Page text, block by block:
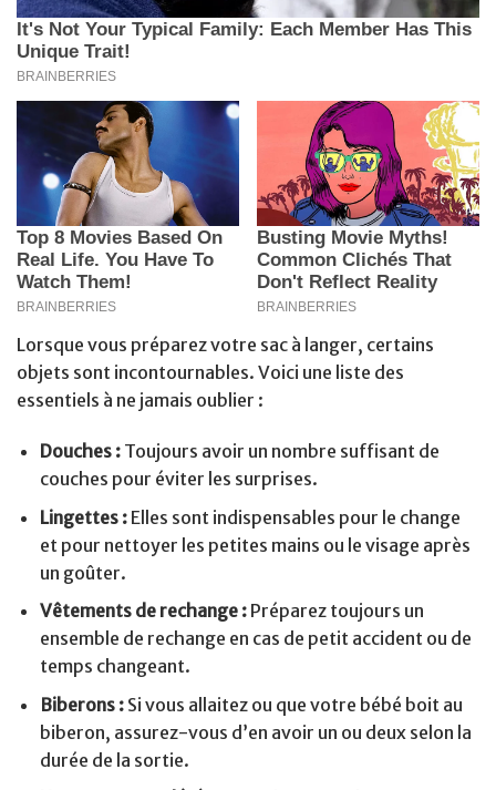
Lorsque vous préparez votre sac à langer, certains
objets sont incontournables. Voici une liste des
essentiels à ne jamais oublier :
Douches :Toujours avoir un nombre suffisant de
couches pour éviter les surprises.
Lingettes :Elles sont indispensables pour le change
et pour nettoyer les petites mains ou le visage après
un goûter.
Vêtements de rechange :Préparez toujours un
ensemble de rechange en cas de petit accident ou de
temps changeant.
Biberons :Si vous allaitez ou que votre bébé boit au
biberon, assurez-vous d’en avoir un ou deux selon la
durée de la sortie.